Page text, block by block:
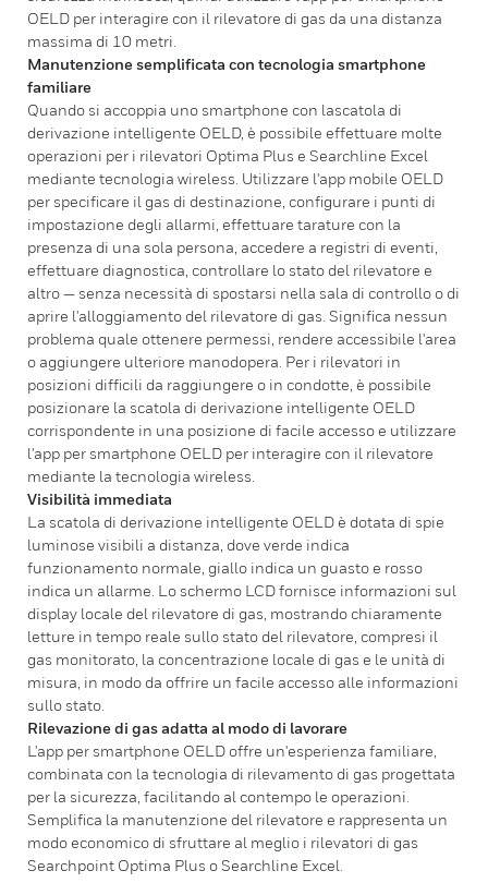
OELD per interagire con il rilevatore di gas da una distanza
massima di 10 metri.
Manutenzione semplificata con tecnologia smartphone
familiare
Quando si accoppia uno smartphone con lascatola di
derivazione intelligente OELD, è possibile effettuare molte
operazioni per i rilevatori Optima Plus e Searchline Excel
mediante tecnologia wireless. Utilizzare l'app mobile OELD
per specificare il gas di destinazione, configurare i punti di
impostazione degli allarmi, effettuare tarature con la
presenza di una sola persona, accedere a registri di eventi,
effettuare diagnostica, controllare lo stato del rilevatore e
altro — senza necessità di spostarsi nella sala di controllo o di
aprire l'alloggiamento del rilevatore di gas. Significa nessun
problema quale ottenere permessi, rendere accessibile l'area
o aggiungere ulteriore manodopera. Per i rilevatori in
posizioni difficili da raggiungere o in condotte, è possibile
posizionare la scatola di derivazione intelligente OELD
corrispondente in una posizione di facile accesso e utilizzare
l'app per smartphone OELD per interagire con il rilevatore
mediante la tecnologia wireless.
Visibilità immediata
La scatola di derivazione intelligente OELD è dotata di spie
luminose visibili a distanza, dove verde indica
funzionamento normale, giallo indica un guasto e rosso
indica un allarme. Lo schermo LCD fornisce informazioni sul
display locale del rilevatore di gas, mostrando chiaramente
letture in tempo reale sullo stato del rilevatore, compresi il
gas monitorato, la concentrazione locale di gas e le unità di
misura, in modo da offrire un facile accesso alle informazioni
sullo stato.
Rilevazione di gas adatta al modo di lavorare
L'app per smartphone OELD offre un'esperienza familiare,
combinata con la tecnologia di rilevamento di gas progettata
per la sicurezza, facilitando al contempo le operazioni.
Semplifica la manutenzione del rilevatore e rappresenta un
modo economico di sfruttare al meglio i rilevatori di gas
Searchpoint Optima Plus o Searchline Excel.